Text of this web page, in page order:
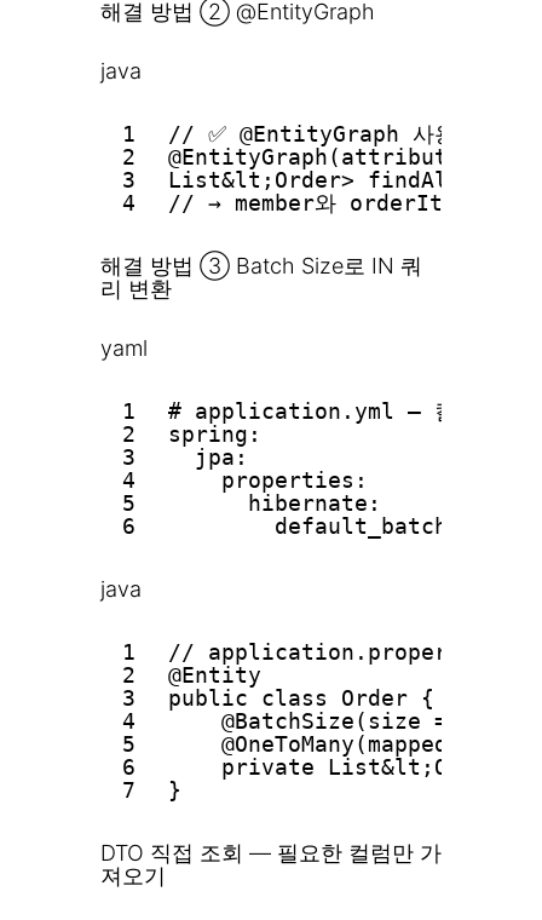
해결 방법 ② @EntityGraph
java
1
2
3
4
// ✅ @EntityGraph 사용 — 어노
List&lt;Order> findAll();
// → member와 orderItems를
해결 방법 ③ Batch Size로 IN 쿼
리 변환
yaml
1
2
3
4
5
6
# application.yml — 컬렉션
spring:
jpa:
properties:
hibernate:
java
1
2
3
4
5
6
7
// application.properties 대신
@Entity
public class Order {
@BatchSize(size = 100)
@OneToMany(mappedBy
private
}
DTO 직접 조회 — 필요한 컬럼만 가
져오기